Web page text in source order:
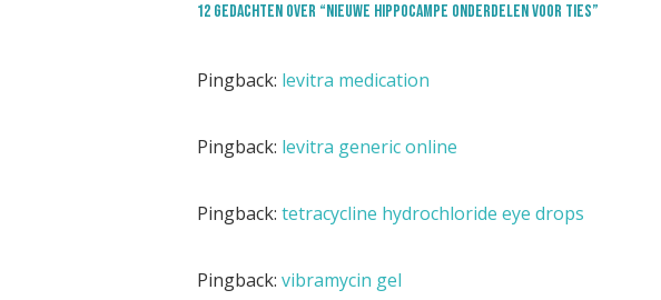
12 gedachten over “Nieuwe Hippocampe onderdelen voor Ties”
Pingback: levitra medication
Pingback: levitra generic online
Pingback: tetracycline hydrochloride eye drops
Pingback: vibramycin gel